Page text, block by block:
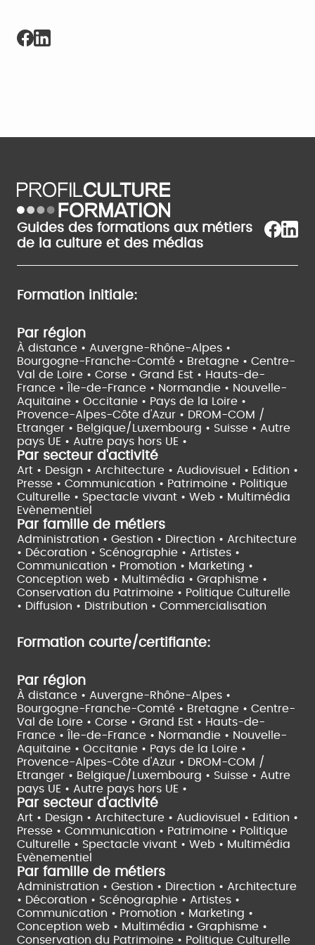
Guides des formations aux métiers
de la culture et des médias
Formation initiale:
Par région
À distance • Auvergne-Rhône-Alpes •
Bourgogne-Franche-Comté • Bretagne • Centre-
Val de Loire • Corse • Grand Est • Hauts-de-
France •
Île-de-France • Normandie • Nouvelle-
Aquitaine • Occitanie • Pays de la Loire •
Provence-Alpes-Côte d'Azur • DROM-COM /
Etranger • Belgique/Luxembourg • Suisse • Autre
pays UE • Autre pays hors UE •
Par secteur d'activité
Art • Design • Architecture • Audiovisuel • Edition •
Presse • Communication • Patrimoine • Politique
Culturelle • Spectacle vivant • Web • Multimédia
Evènementiel
Par famille de métiers
Administration • Gestion • Direction • Architecture
• Décoration • Scénographie • Artistes •
Communication • Promotion • Marketing •
Conception web • Multimédia • Graphisme •
Conservation du Patrimoine • Politique Culturelle
• Diffusion • Distribution • Commercialisation
Formation courte/certifiante:
Par région
À distance • Auvergne-Rhône-Alpes •
Bourgogne-Franche-Comté • Bretagne • Centre-
Val de Loire • Corse • Grand Est • Hauts-de-
France •
Île-de-France • Normandie • Nouvelle-
Aquitaine • Occitanie • Pays de la Loire •
Provence-Alpes-Côte d'Azur • DROM-COM /
Etranger • Belgique/Luxembourg • Suisse • Autre
pays UE • Autre pays hors UE •
Par secteur d'activité
Art • Design • Architecture • Audiovisuel • Edition •
Presse • Communication • Patrimoine • Politique
Culturelle • Spectacle vivant • Web • Multimédia
Evènementiel
Par famille de métiers
Administration • Gestion • Direction • Architecture
• Décoration • Scénographie • Artistes •
Communication • Promotion • Marketing •
Conception web • Multimédia • Graphisme •
Conservation du Patrimoine • Politique Culturelle